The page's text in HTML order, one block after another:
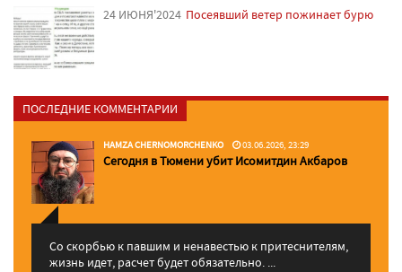
24 ИЮНЯ'2024 Посеявший ветер пожинает бурю
ПОСЛЕДНИЕ КОММЕНТАРИИ
HAMZA CHERNOMORCHENKO 03.06.2026, 23:29
Сегодня в Тюмени убит Исомитдин Акбаров
Со скорбью к павшим и ненавестью к притеснителям,
жизнь идет, расчет будет обязательно. ...